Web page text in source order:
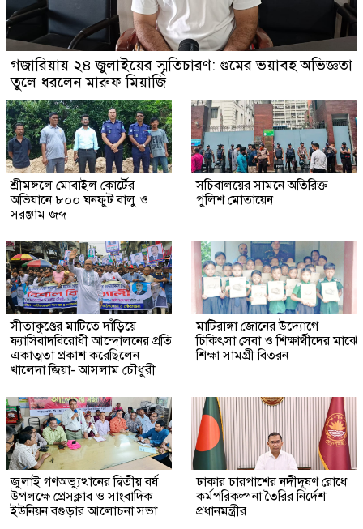
গজারিয়ায় ২৪ জুলাইয়ের স্মৃতিচারণ: গুমের ভয়াবহ অভিজ্ঞতা
তুলে ধরলেন মারুফ মিয়াজি
শ্রীমঙ্গলে মোবাইল কোর্টের
অভিযানে ৮০০ ঘনফুট বালু ও
সরঞ্জাম জব্দ
সচিবালয়ের সামনে অতিরিক্ত
পুলিশ মোতায়েন
সীতাকুণ্ডের মাটিতে দাঁড়িয়ে
ফ্যাসিবাদবিরোধী আন্দোলনের প্রতি
একাত্মতা প্রকাশ করেছিলেন
খালেদা জিয়া- আসলাম চৌধুরী
মাটিরাঙ্গা জোনের উদ্যোগে
চিকিৎসা সেবা ও শিক্ষার্থীদের মাঝে
শিক্ষা সামগ্রী বিতরন
জুলাই গণঅভ্যুত্থানের দ্বিতীয় বর্ষ
উপলক্ষে প্রেসক্লাব ও সাংবাদিক
ইউনিয়ন বগুড়ার আলোচনা সভা
ঢাকার চারপাশের নদীদূষণ রোধে
কর্মপরিকল্পনা তৈরির নির্দেশ
প্রধানমন্ত্রীর